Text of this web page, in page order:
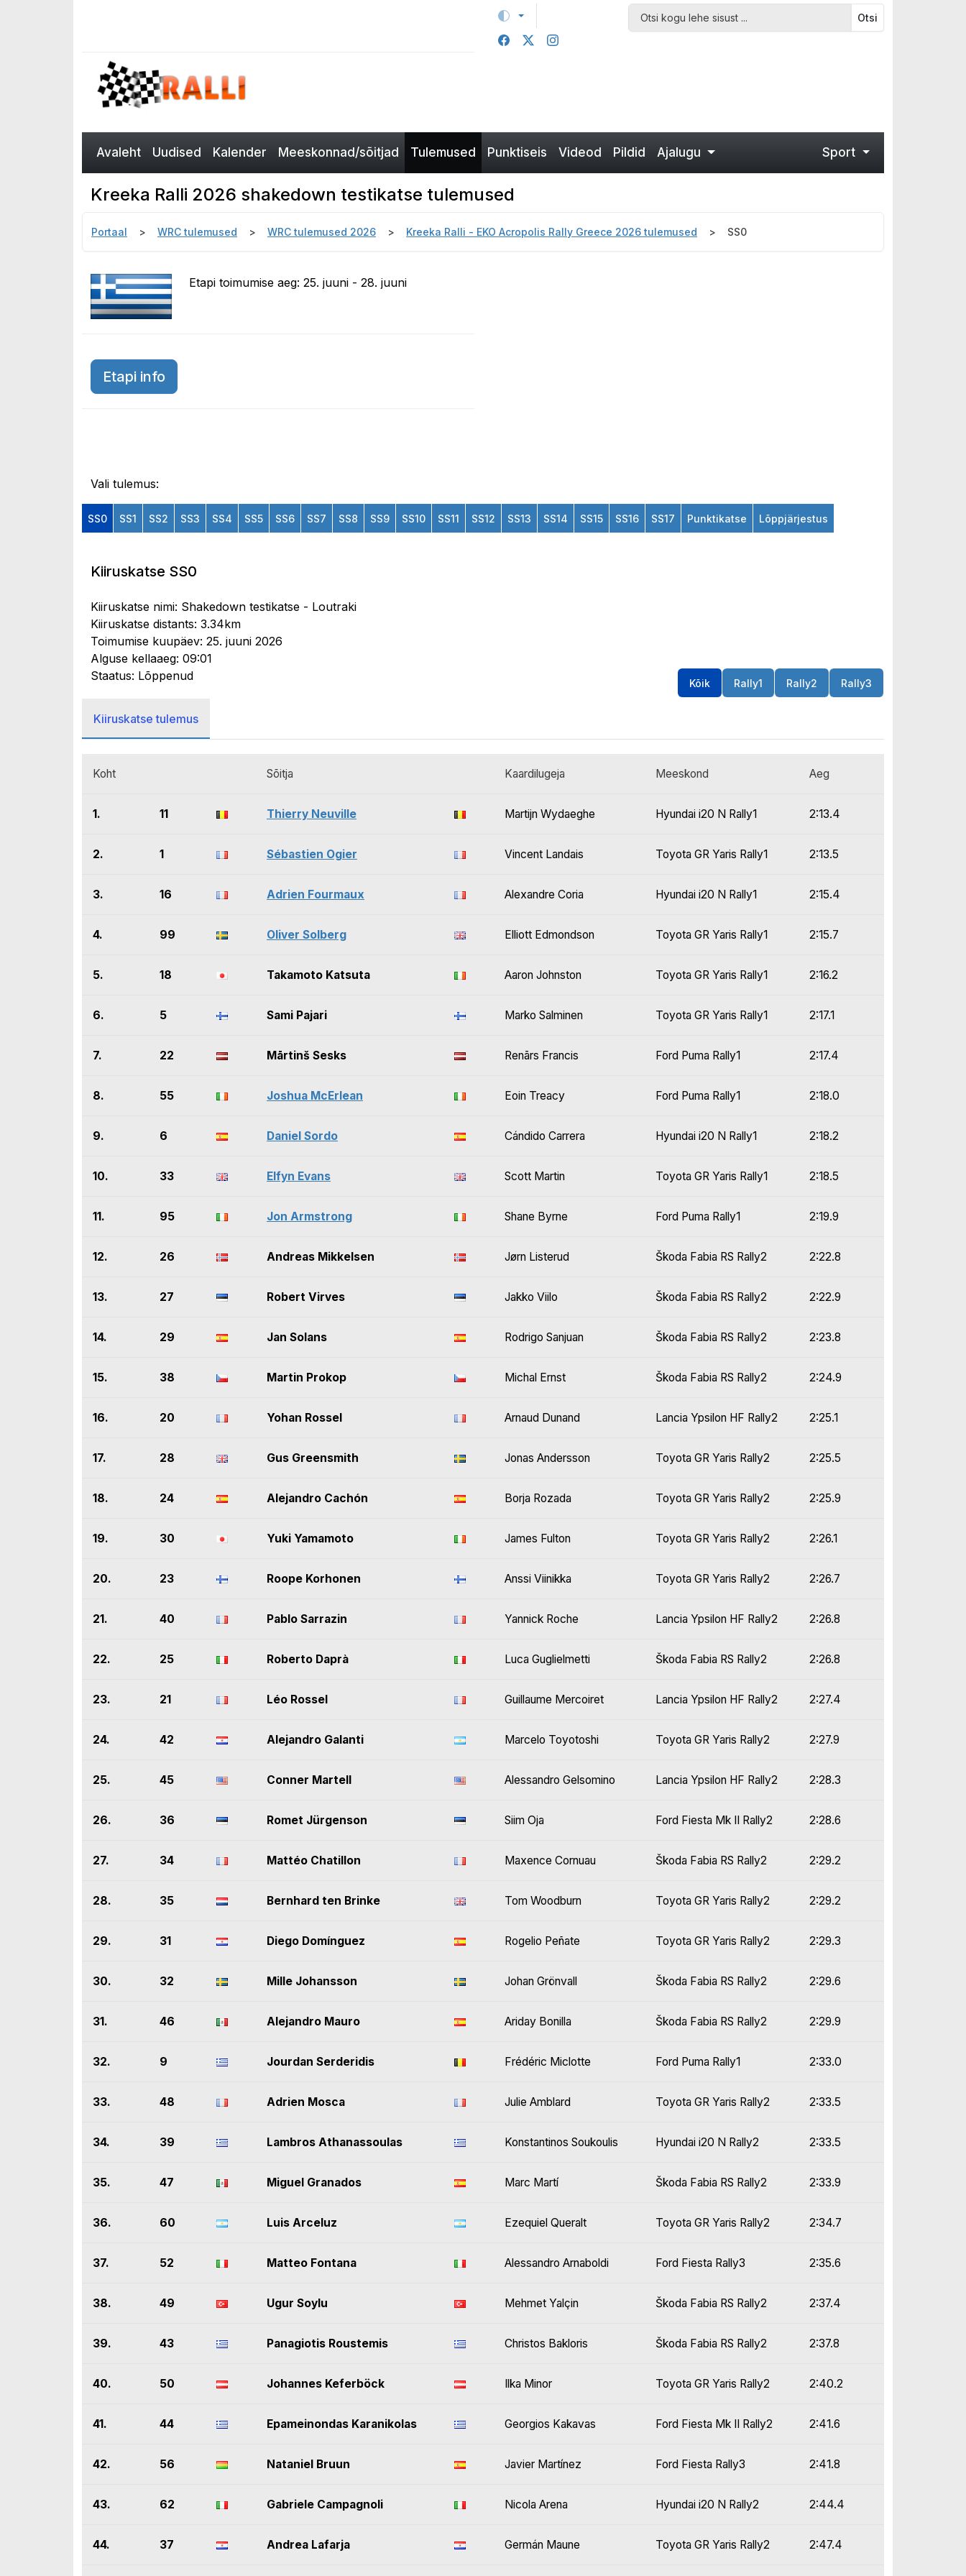
Otsi
Avaleht Uudised Kalender Meeskonnad/sõitjad Tulemused Punktiseis Videod Pildid Ajalugu Sport
Kreeka Ralli 2026 shakedown testikatse tulemused
Portaal WRC tulemused WRC tulemused 2026 Kreeka Ralli - EKO Acropolis Rally Greece 2026 tulemused SS0
Etapi toimumise aeg: 25. juuni - 28. juuni
Etapi info
Vali tulemus:
SS0 SS1 SS2 SS3 SS4 SS5 SS6 SS7 SS8 SS9 SS10 SS11 SS12 SS13 SS14 SS15 SS16 SS17 Punktikatse Lõppjärjestus
Kiiruskatse SS0
Kiiruskatse nimi: Shakedown testikatse - Loutraki
Kiiruskatse distants: 3.34km
Toimumise kuupäev: 25. juuni 2026
Alguse kellaaeg: 09:01
Staatus: Lõppenud
Kõik Rally1 Rally2 Rally3
Kiiruskatse tulemus
Koht Sõitja Kaardilugeja Meeskond Aeg
1. 11 Thierry Neuville Martijn Wydaeghe Hyundai i20 N Rally1 2:13.4
2. 1 Sébastien Ogier Vincent Landais Toyota GR Yaris Rally1 2:13.5
3. 16 Adrien Fourmaux Alexandre Coria Hyundai i20 N Rally1 2:15.4
4. 99 Oliver Solberg Elliott Edmondson Toyota GR Yaris Rally1 2:15.7
5. 18 Takamoto Katsuta Aaron Johnston Toyota GR Yaris Rally1 2:16.2
6. 5 Sami Pajari Marko Salminen Toyota GR Yaris Rally1 2:17.1
7. 22 Mārtinš Sesks Renārs Francis Ford Puma Rally1 2:17.4
8. 55 Joshua McErlean Eoin Treacy Ford Puma Rally1 2:18.0
9. 6 Daniel Sordo Cándido Carrera Hyundai i20 N Rally1 2:18.2
10. 33 Elfyn Evans Scott Martin Toyota GR Yaris Rally1 2:18.5
11. 95 Jon Armstrong Shane Byrne Ford Puma Rally1 2:19.9
12. 26 Andreas Mikkelsen Jørn Listerud Škoda Fabia RS Rally2 2:22.8
13. 27 Robert Virves Jakko Viilo Škoda Fabia RS Rally2 2:22.9
14. 29 Jan Solans Rodrigo Sanjuan Škoda Fabia RS Rally2 2:23.8
15. 38 Martin Prokop Michal Ernst Škoda Fabia RS Rally2 2:24.9
16. 20 Yohan Rossel Arnaud Dunand Lancia Ypsilon HF Rally2 2:25.1
17. 28 Gus Greensmith Jonas Andersson Toyota GR Yaris Rally2 2:25.5
18. 24 Alejandro Cachón Borja Rozada Toyota GR Yaris Rally2 2:25.9
19. 30 Yuki Yamamoto James Fulton Toyota GR Yaris Rally2 2:26.1
20. 23 Roope Korhonen Anssi Viinikka Toyota GR Yaris Rally2 2:26.7
21. 40 Pablo Sarrazin Yannick Roche Lancia Ypsilon HF Rally2 2:26.8
22. 25 Roberto Daprà Luca Guglielmetti Škoda Fabia RS Rally2 2:26.8
23. 21 Léo Rossel Guillaume Mercoiret Lancia Ypsilon HF Rally2 2:27.4
24. 42 Alejandro Galanti Marcelo Toyotoshi Toyota GR Yaris Rally2 2:27.9
25. 45 Conner Martell Alessandro Gelsomino Lancia Ypsilon HF Rally2 2:28.3
26. 36 Romet Jürgenson Siim Oja Ford Fiesta Mk II Rally2 2:28.6
27. 34 Mattéo Chatillon Maxence Cornuau Škoda Fabia RS Rally2 2:29.2
28. 35 Bernhard ten Brinke Tom Woodburn Toyota GR Yaris Rally2 2:29.2
29. 31 Diego Domínguez Rogelio Peñate Toyota GR Yaris Rally2 2:29.3
30. 32 Mille Johansson Johan Grönvall Škoda Fabia RS Rally2 2:29.6
31. 46 Alejandro Mauro Ariday Bonilla Škoda Fabia RS Rally2 2:29.9
32. 9 Jourdan Serderidis Frédéric Miclotte Ford Puma Rally1 2:33.0
33. 48 Adrien Mosca Julie Amblard Toyota GR Yaris Rally2 2:33.5
34. 39 Lambros Athanassoulas Konstantinos Soukoulis Hyundai i20 N Rally2 2:33.5
35. 47 Miguel Granados Marc Martí Škoda Fabia RS Rally2 2:33.9
36. 60 Luis Arceluz Ezequiel Queralt Toyota GR Yaris Rally2 2:34.7
37. 52 Matteo Fontana Alessandro Arnaboldi Ford Fiesta Rally3 2:35.6
38. 49 Ugur Soylu Mehmet Yalçin Škoda Fabia RS Rally2 2:37.4
39. 43 Panagiotis Roustemis Christos Bakloris Škoda Fabia RS Rally2 2:37.8
40. 50 Johannes Keferböck Ilka Minor Toyota GR Yaris Rally2 2:40.2
41. 44 Epameinondas Karanikolas Georgios Kakavas Ford Fiesta Mk II Rally2 2:41.6
42. 56 Nataniel Bruun Javier Martínez Ford Fiesta Rally3 2:41.8
43. 62 Gabriele Campagnoli Nicola Arena Hyundai i20 N Rally2 2:44.4
44. 37 Andrea Lafarja Germán Maune Toyota GR Yaris Rally2 2:47.4